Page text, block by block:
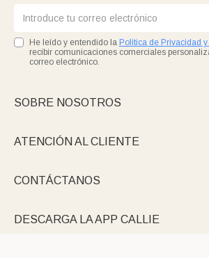
He leído y entendido la Política de Privacidad
recibir comunicaciones comerciales
correo electrónico.
SOBRE NOSOTROS
ATENCIÓN AL CLIENTE
CONTÁCTANOS
DESCARGA LA APP CALLIE